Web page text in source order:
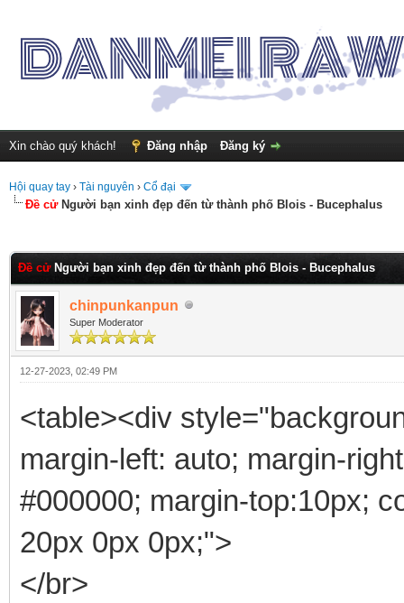
Xin chào quý khách! Đăng nhập Đăng ký
Hội quay tay › Tài nguyên › Cổ đại
Đề cửNgười bạn xinh đẹp đến từ thành phố Blois - Bucephalus
Đề cửNgười bạn xinh đẹp đến từ thành phố Blois - Bucephalus
chinpunkanpun
Super Moderator
12-27-2023, 02:49 PM
<table><div
margin-left: auto; margin-
#000000; margin-top:10px;
20px 0px 0px;">
</br>